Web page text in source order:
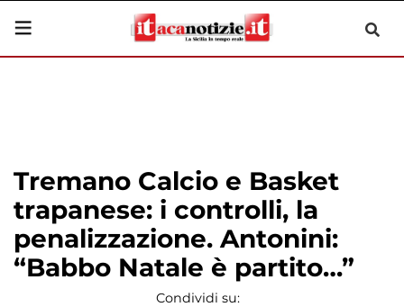
Tremano Calcio e Basket
trapanese: i controlli, la
penalizzazione. Antonini:
“Babbo Natale è partito…”
Condividi su: